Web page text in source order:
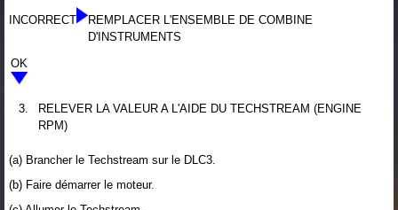
INCORRECT
REMPLACER L'ENSEMBLE DE COMBINE
D'INSTRUMENTS
OK
3.
RELEVER LA VALEUR A L'AIDE DU TECHSTREAM (ENGINE
RPM)
(a) Brancher le Techstream sur le DLC3.
(b) Faire démarrer le moteur.